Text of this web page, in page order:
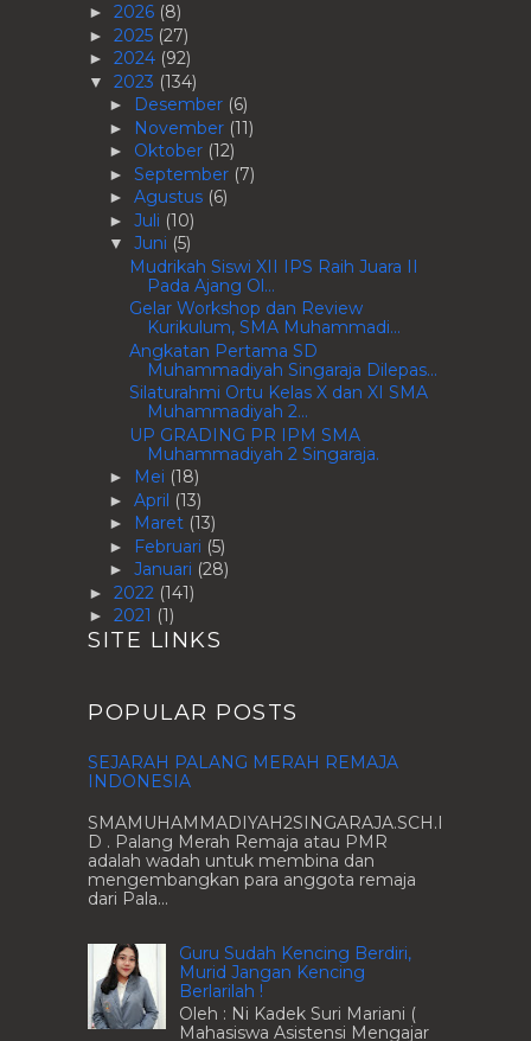
► 2026 (8)
► 2025 (27)
► 2024 (92)
▼ 2023 (134)
► Desember (6)
► November (11)
► Oktober (12)
► September (7)
► Agustus (6)
► Juli (10)
▼ Juni (5)
Mudrikah Siswi XII IPS Raih Juara II
Pada Ajang Ol...
Gelar Workshop dan Review
Kurikulum, SMA Muhammadi...
Angkatan Pertama SD
Muhammadiyah Singaraja Dilepas...
Silaturahmi Ortu Kelas X dan XI SMA
Muhammadiyah 2...
UP GRADING PR IPM SMA
Muhammadiyah 2 Singaraja.
► Mei (18)
► April (13)
► Maret (13)
► Februari (5)
► Januari (28)
► 2022 (141)
► 2021 (1)
SITE LINKS
POPULAR POSTS
SEJARAH PALANG MERAH REMAJA
INDONESIA
SMAMUHAMMADIYAH2SINGARAJA.SCH.I
D . Palang Merah Remaja atau PMR
adalah wadah untuk membina dan
mengembangkan para anggota remaja
dari Pala...
Guru Sudah Kencing Berdiri,
Murid Jangan Kencing
Berlarilah !
Oleh : Ni Kadek Suri Mariani (
Mahasiswa Asistensi Mengajar